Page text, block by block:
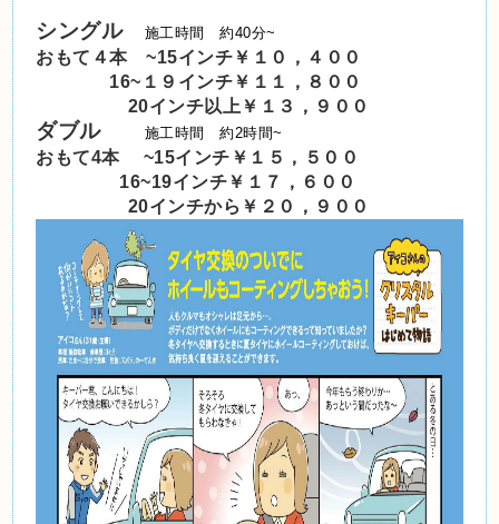
シングル 施工時間 約40分~
おもて４本 ~15インチ￥１０，４００
16~１９インチ￥１１，８００
20インチ以上￥１３，９００
ダブル 施工時間 約2時間~
おもて4本 ~15インチ￥１５，５００
16~19インチ￥１７，６００
20インチから￥２０，９００